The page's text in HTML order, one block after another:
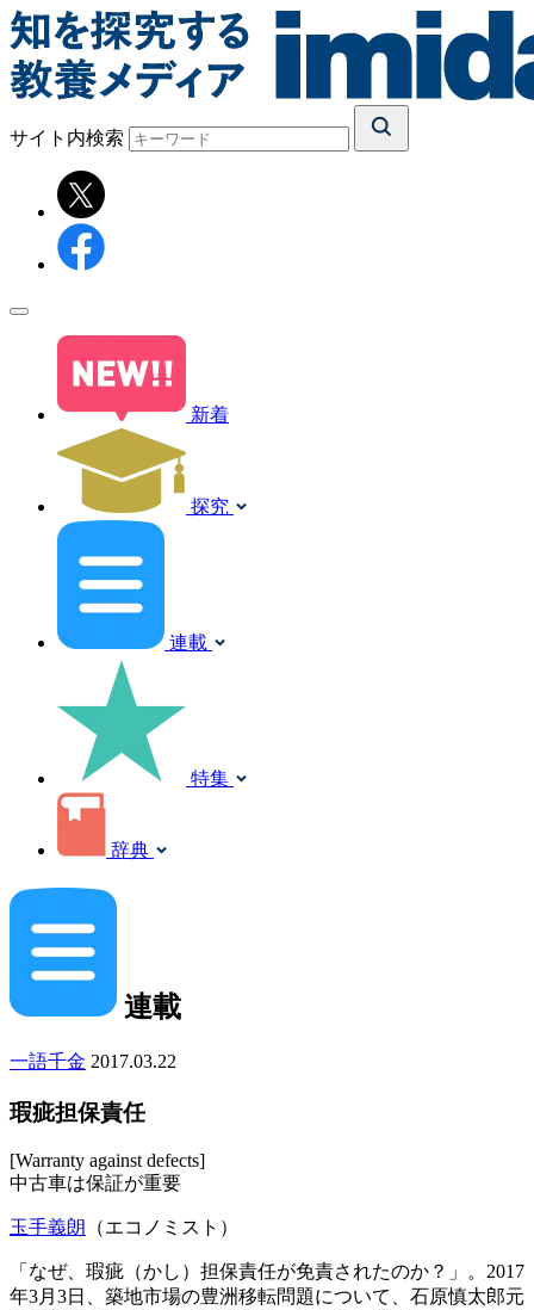
サイト内検索
新着
探究
連載
特集
辞典
連載
一語千金 2017.03.22
瑕疵担保責任
[Warranty against defects]
中古車は保証が重要
玉手義朗 （エコノミスト）
「なぜ、瑕疵（かし）担保責任が免責されたのか？」。2017
年3月3日、築地市場の豊洲移転問題について、石原慎太郎元